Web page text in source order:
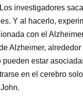
investigadores
Y al hacerlo,
con el
Alzheimer,
estar
en el cerebro